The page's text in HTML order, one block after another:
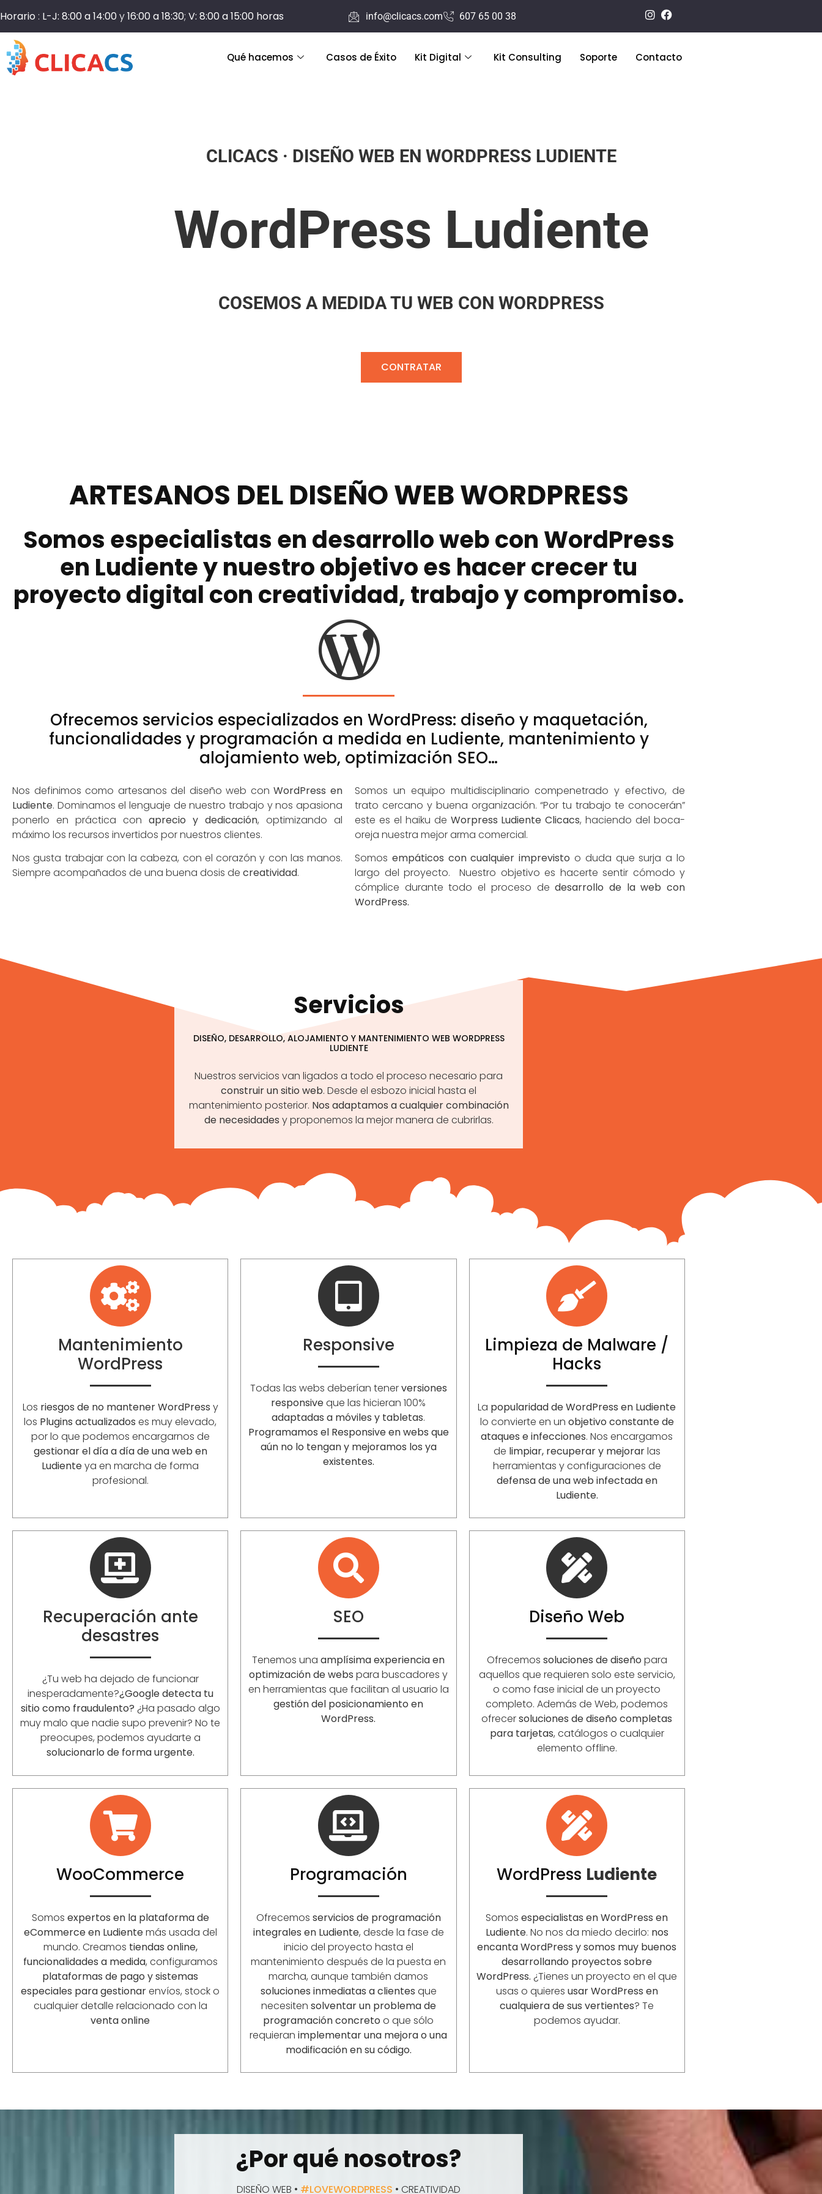
Horario : L-J: 8:00 a 14:00y16:00 a 18:30; V: 8:00 a 15:00 horas info@clicacs.com 607 65 00 38
Qué hacemos Casos de Éxito Kit Digital Kit Consulting Soporte Contacto
CLICACS · DISEÑO WEB EN WORDPRESS LUDIENTE
WordPress Ludiente
COSEMOS A MEDIDA TU WEB CON WORDPRESS
CONTRATAR
ARTESANOS DEL DISEÑO WEB WORDPRESS
Somos especialistas en desarrollo web con WordPress
en Ludiente y nuestro objetivo es hacer crecer tu
proyecto digital con creatividad, trabajo y compromiso.
Ofrecemos servicios especializados en WordPress: diseño y maquetación,
funcionalidades y programación a medida en Ludiente, mantenimiento y
alojamiento web, optimización SEO…
Nos definimos como artesanos del diseño web conWordPress en
Ludiente. Dominamos el lenguaje de nuestro trabajo y nos apasiona
ponerlo en práctica con aprecio y dedicación, optimizando al
máximo los recursos invertidos por nuestros clientes.
Nos gusta trabajar con la cabeza, con el corazón y con las manos.
Siempre acompañados de una buena dosis de creatividad.
Somos un equipo multidisciplinario compenetrado y efectivo, de
trato cercano y buena organización. “Por tu trabajo te conocerán”
este es el haiku de Worpress Ludiente Clicacs, haciendo del boca-
oreja nuestra mejor arma comercial.
Somos empáticos con cualquier imprevisto o duda que surja a lo
largo del proyecto. Nuestro objetivo es hacerte sentir cómodo y
cómplice durante todo el proceso dedesarrollo de la web con
WordPress.
Servicios
DISEÑO, DESARROLLO, ALOJAMIENTO Y MANTENIMIENTO WEB WORDPRESS
LUDIENTE
Nuestros servicios van ligados a todo el proceso necesario para
construir un sitio web. Desde el esbozo inicial hasta el
mantenimiento posterior. Nos adaptamos a cualquier combinación
de necesidades y proponemos la mejor manera de cubrirlas.
Mantenimiento
WordPress
Los riesgos de no mantener WordPress y
los Plugins actualizados es muy elevado,
por lo que podemos encargarnos de
gestionar el día a día de una web en
Ludienteya en marcha de forma
profesional.
Responsive
Todas las webs deberían tenerversiones
responsiveque las hicieran 100%
adaptadas a móviles y tabletas.
Programamos el Responsive en webs que
aún no lo tengan y mejoramos los ya
existentes.
Limpieza de Malware /
Hacks
La popularidad de WordPress en Ludiente
lo convierte en un objetivo constante de
ataques e infecciones. Nos encargamos
de limpiar, recuperar y mejorarlas
herramientas y configuraciones de
defensa de una web infectada en
Ludiente.
Recuperación ante
desastres
¿Tu web ha dejado de funcionar
inesperadamente?¿Google detecta tu
sitio como fraudulento? ¿Ha pasado algo
muy malo que nadie supo prevenir? No te
preocupes, podemos ayudarte a
solucionarlo de forma urgente.
SEO
Tenemos unaamplísima experiencia en
optimización de webs para buscadores y
en herramientas que facilitan al usuario la
gestión del posicionamiento en
WordPress.
Diseño Web
Ofrecemos soluciones de diseño para
aquellos que requieren solo este servicio,
o como fase inicial de un proyecto
completo. Además de Web, podemos
ofrecersoluciones de diseño completas
para tarjetas, catálogos o cualquier
elemento offline.
WooCommerce
Somos expertos en la plataforma de
eCommerce en Ludientemás usada del
mundo. Creamos tiendas online,
funcionalidades a medida, configuramos
plataformas de pago y sistemas
especiales para gestionarenvíos, stock o
cualquier detalle relacionado con la
venta online
Programación
Ofrecemos servicios de programación
integrales en Ludiente, desde la fase de
inicio del proyecto hasta el
mantenimiento después de la puesta en
marcha, aunque también damos
soluciones inmediatas a clientes que
necesiten solventar un problema de
programación concreto o que sólo
requieranimplementar una mejora o una
modificación en su código.
WordPress Ludiente
Somos especialistas en WordPress en
Ludiente. No nos da miedo decirlo: nos
encanta WordPress y somos muy buenos
desarrollando proyectos sobre
WordPress. ¿Tienes un proyecto en el que
usas o quieres usar WordPress en
cualquiera de sus vertientes? Te
podemos ayudar.
¿Por qué nosotros?
DISEÑO WEB • #LOVEWORDPRESS • CREATIVIDAD